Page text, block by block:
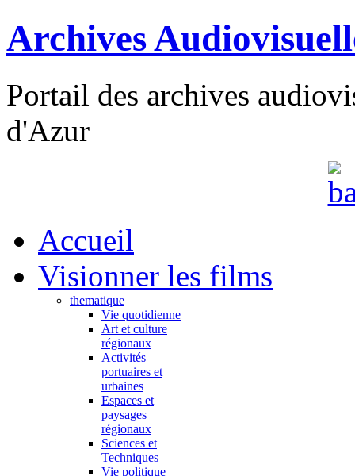
Archives
Portail des archives
d'Azur
Accueil
Visionner les films
thematique
Vie quotidienne
Art et culture
régionaux
Activités
portuaires et
urbaines
Espaces et
paysages
régionaux
Sciences et
Techniques
Vie politique